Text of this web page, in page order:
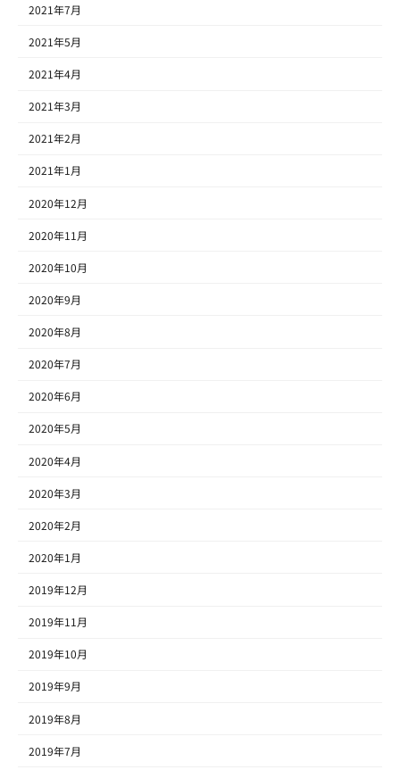
2021年7月
2021年5月
2021年4月
2021年3月
2021年2月
2021年1月
2020年12月
2020年11月
2020年10月
2020年9月
2020年8月
2020年7月
2020年6月
2020年5月
2020年4月
2020年3月
2020年2月
2020年1月
2019年12月
2019年11月
2019年10月
2019年9月
2019年8月
2019年7月